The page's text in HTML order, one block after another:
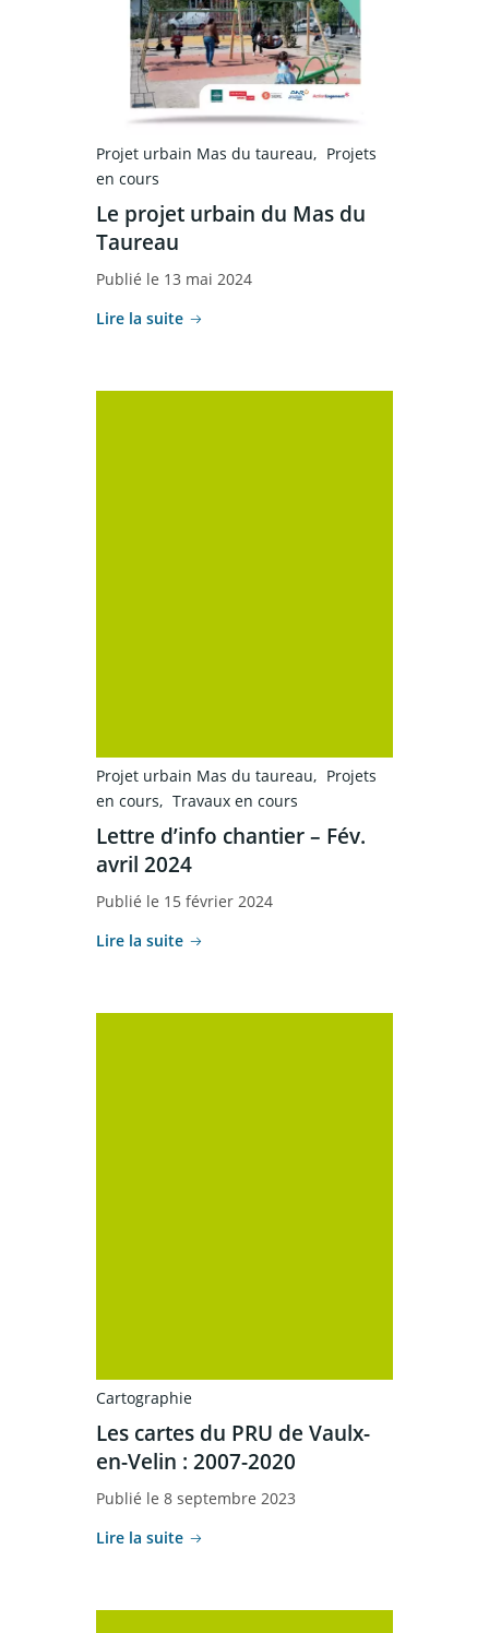
Projet urbain Mas du taureau
Projets
en cours
Le projet urbain du Mas du
Taureau
Publié le 13 mai 2024
Lire la suite
Projet urbain Mas du taureau
Projets
en cours
Travaux en cours
Lettre d’info chantier – Fév.
avril 2024
Publié le 15 février 2024
Lire la suite
Cartographie
Les cartes du PRU de Vaulx-
en-Velin : 2007-2020
Publié le 8 septembre 2023
Lire la suite